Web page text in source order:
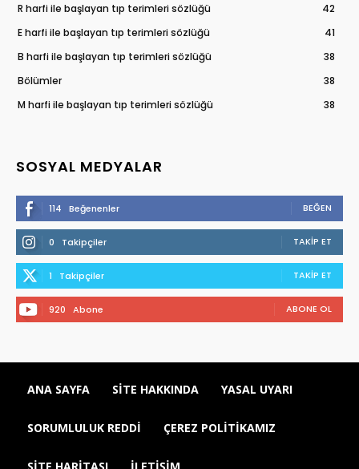
R harfi ile başlayan tıp terimleri sözlüğü
42
E harfi ile başlayan tıp terimleri sözlüğü
41
B harfi ile başlayan tıp terimleri sözlüğü
38
Bölümler
38
M harfi ile başlayan tıp terimleri sözlüğü
38
SOSYAL MEDYALAR
114 Beğenenler BEĞEN
0 Takipçiler TAKIP ET
1 Takipçiler TAKIP ET
920 Abone ABONE OL
ANA SAYFA SITE HAKKINDA YASAL UYARI
SORUMLULUK REDDI ÇEREZ POLITIKAMIZ
SITE HARITASI İLETIŞIM